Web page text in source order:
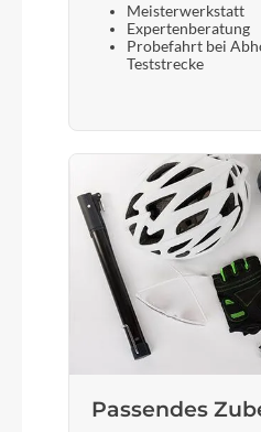
Sattel
ACID
Fox 34 Float AWL, 2-
Damper, Tapered,
120mm
Bosch Kiox 500,
CUBE Dropper Post,
Meisterwerkstatt
Expertenberatung
Probefahrt bei
Teststrecke
Passendes